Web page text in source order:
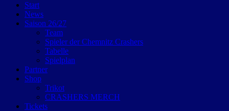
Start
News
Saison 26/27
Team
Spieler der Chemnitz Crashers
Tabelle
Spielplan
Partner
Shop
Trikot
CRASHERS MERCH
Tickets